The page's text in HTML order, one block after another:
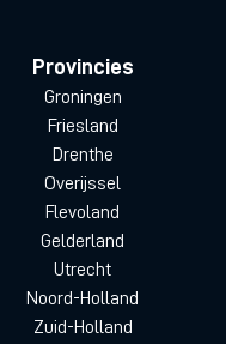
Provincies
Groningen
Friesland
Drenthe
Overijssel
Flevoland
Gelderland
Utrecht
Noord-Holland
Zuid-Holland